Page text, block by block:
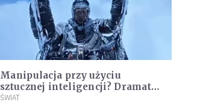
Manipulacja przy użyciu
sztucznej inteligencji? Dramat
paralotniarza i film, który
ŚWIAT